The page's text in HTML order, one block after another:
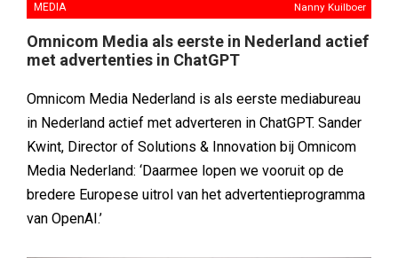
MEDIA Nanny Kuilboer
Omnicom Media als eerste in Nederland actief
met advertenties in ChatGPT
Omnicom Media Nederland is als eerste mediabureau
in Nederland actief met adverteren in ChatGPT. Sander
Kwint, Director of Solutions & Innovation bij Omnicom
Media Nederland: ‘Daarmee lopen we vooruit op de
bredere Europese uitrol van het advertentieprogramma
van OpenAI.’